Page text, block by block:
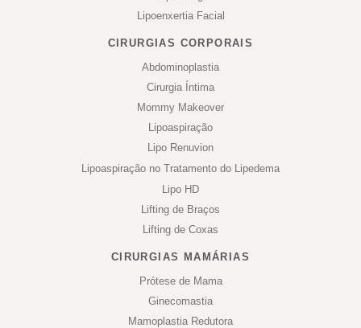
Lipoenxertia Facial
CIRURGIAS CORPORAIS
Abdominoplastia
Cirurgia Íntima
Mommy Makeover
Lipoaspiração
Lipo Renuvion
Lipoaspiração no Tratamento do Lipedema
Lipo HD
Lifting de Braços
Lifting de Coxas
CIRURGIAS MAMÁRIAS
Prótese de Mama
Ginecomastia
Mamoplastia Redutora